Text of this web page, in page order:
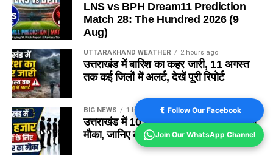
LNS vs BPH Dream11 Prediction
Match 28: The Hundred 2026 (9
Aug)
UTTARAKHAND WEATHER 2 hours ago
उत्तराखंड में बारिश का कहर जारी, 11 अगस्त
तक कई जिलों में अलर्ट, देखें पूरी रिपोर्ट
BIG NEWS 1 hour ago
उत्तराखंड में 10 हजार युवाओं के लिए नौकरी का
मौका, जानिए कब और कहां लगेंगे रोजगार मेले ?
Follow Our Facebook
Join Our WhatsApp Channel